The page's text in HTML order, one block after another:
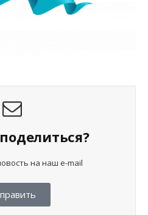
на наш e-mail